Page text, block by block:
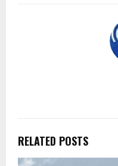
RELATED POSTS